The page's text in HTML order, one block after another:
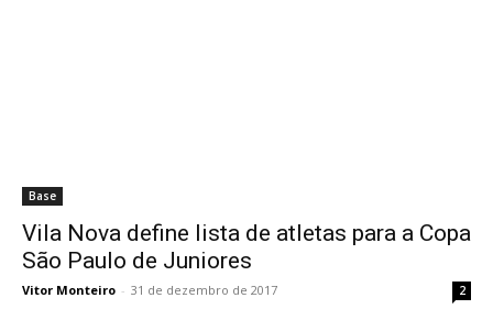
Base
Vila Nova define lista de atletas para a Copa
São Paulo de Juniores
Vitor Monteiro - 31 de dezembro de 2017 2